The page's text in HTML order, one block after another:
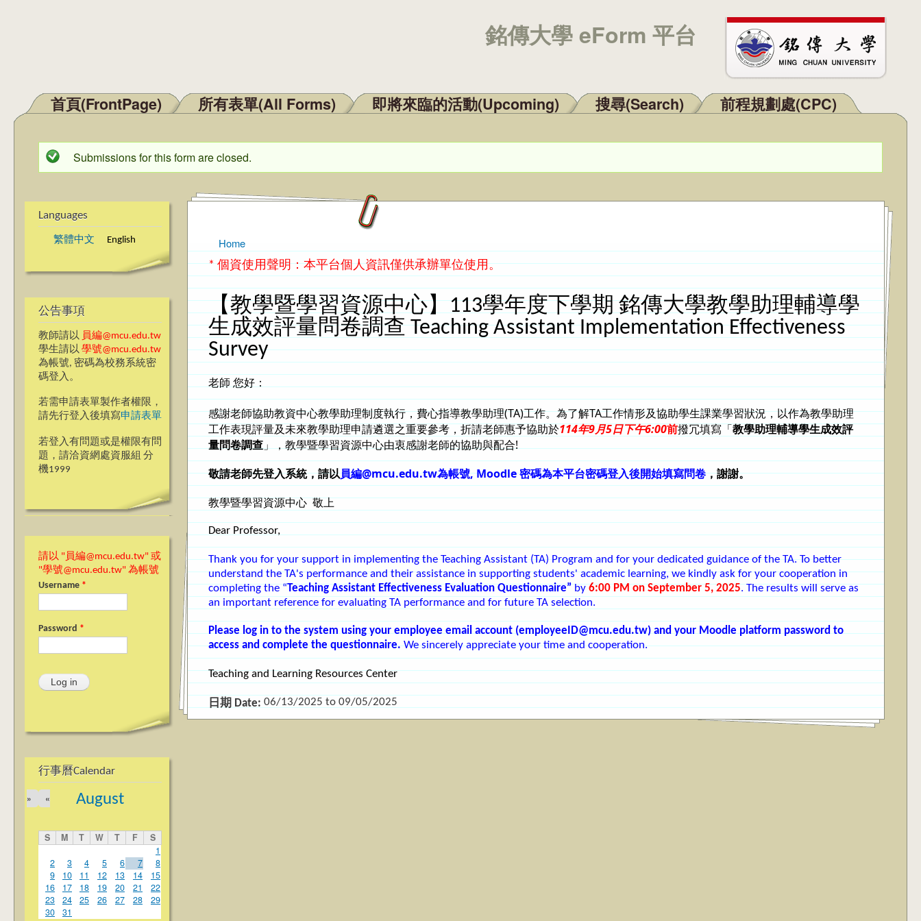
銘傳大學 eForm 平台
Main menu
首頁(FrontPage) 所有表單(All Forms) 即將來臨的活動(Upcoming) 搜尋(Search) 前程規劃處(CPC)
Status message
Submissions for this form are closed.
Languages
繁體中文 English
公告事項
教師請以 員編@mcu.edu.tw
學生請以 學號@mcu.edu.tw
為帳號, 密碼為校務系統密
碼登入。
若需申請表單製作者權限，
請先行登入後填寫申請表單
若登入有問題或是權限有問
題，請洽資網處資服組 分
機1999
請以 "員編@mcu.edu.tw" 或
"學號@mcu.edu.tw" 為帳號
Username *
Password *
行事曆Calendar
August
«
»
S M T W T F
S
1
2
3 4 5 6 7
8
9
10 11 12 13 14
15
16
17 18 19 20 21
22
23
24 25 26 27 28
29
30
31
You are here
Home
* 個資使用聲明：本平台個人資訊僅供承辦單位使用。
【教學暨學習資源中心】113學年度下學期 銘傳大學教學助理輔導學
生成效評量問卷調查 Teaching Assistant Implementation Effectiveness
Survey
老師 您好：
感謝老師協助教資中心教學助理制度執行，費心指導教學助理(TA)工作。為了解TA工作情形及協助學生課業學習狀況，以作為教學助理
工作表現評量及未來教學助理申請遴選之重要參考，折請老師惠予協助於114年9月5日下午6:00前撥冗填寫「教學助理輔導學生成效評
量問卷調查」，教學暨學習資源中心由衷感謝老師的協助與配合!
敬請老師先登入系統，請以員編@mcu.edu.tw為帳號, Moodle 密碼為本平台密碼登入後開始填寫問卷，謝謝。
教學暨學習資源中心 敬上
Dear Professor,
Thank you for your support in implementing the Teaching Assistant (TA) Program and for your dedicated guidance of the TA. To better
understand the TA's performance and their assistance in supporting students' academic learning, we kindly ask for your cooperation in
completing the “Teaching Assistant Effectiveness Evaluation Questionnaire”by6:00 PM on September 5, 2025.The results will serve as
an important reference for evaluating TA performance and for future TA selection.
Please log in to the system using your employee email account (employeeID@mcu.edu.tw) and your Moodle platform password to
access and complete the questionnaire.We sincerely appreciate your time and cooperation.
Teaching and Learning Resources Center
日期 Date: 06/13/2025 to 09/05/2025